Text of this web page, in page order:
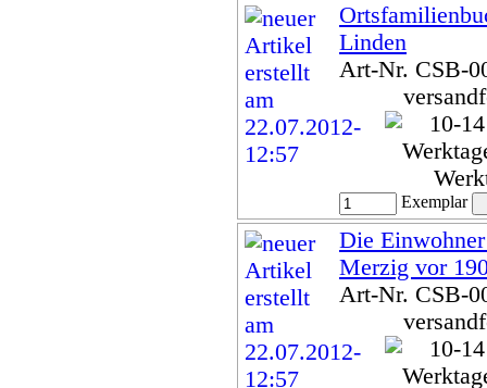
Linden
Art-Nr. CSB-
Exemplar
Die
Merzig vor
Art-Nr. CSB-